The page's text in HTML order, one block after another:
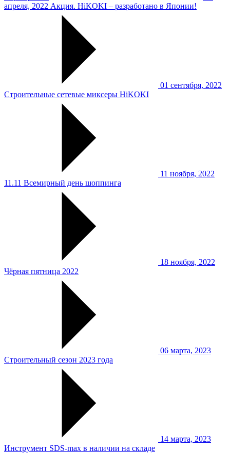
апреля, 2022 Акция. HiKOKI – разработано в Японии!
01 сентября, 2022
Строительные сетевые миксеры HiKOKI
11 ноября, 2022
11.11 Всемирный день шоппинга
18 ноября, 2022
Чёрная пятница 2022
06 марта, 2023
Строительный сезон 2023 года
14 марта, 2023
Инструмент SDS-max в наличии на складе